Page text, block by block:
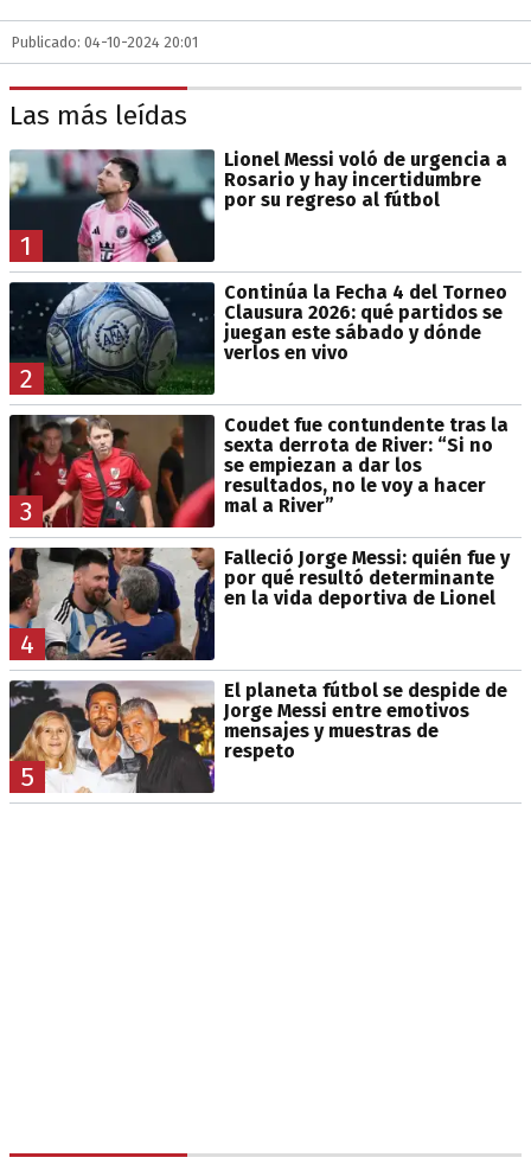
Publicado: 04-10-2024 20:01
Las más leídas
1
Lionel Messi voló de urgencia a
Rosario y hay incertidumbre
por su regreso al fútbol
2
Continúa la Fecha 4 del Torneo
Clausura 2026: qué partidos se
juegan este sábado y dónde
verlos en vivo
3
Coudet fue contundente tras la
sexta derrota de River: “Si no
se empiezan a dar los
resultados, no le voy a hacer
mal a River”
4
Falleció Jorge Messi: quién fue y
por qué resultó determinante
en la vida deportiva de Lionel
5
El planeta fútbol se despide de
Jorge Messi entre emotivos
mensajes y muestras de
respeto